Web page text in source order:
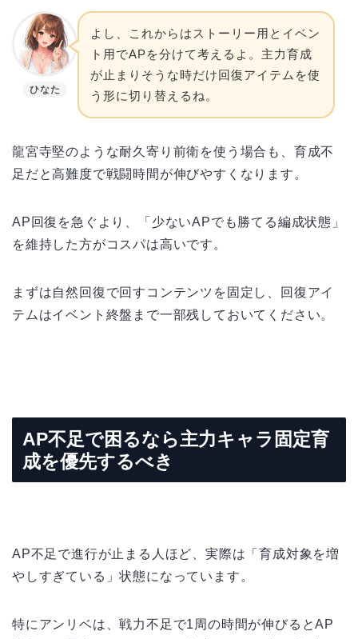
ひなた
よし、これからはストーリー用とイベン
ト用でAPを分けて考えるよ。主力育成
が止まりそうな時だけ回復アイテムを使
う形に切り替えるね。
龍宮寺堅のような耐久寄り前衛を使う場合も、育成不
足だと高難度で戦闘時間が伸びやすくなります。
AP回復を急ぐより、「少ないAPでも勝てる編成状態」
を維持した方がコスパは高いです。
まずは自然回復で回すコンテンツを固定し、回復アイ
テムはイベント終盤まで一部残しておいてください。
AP不足で困るなら主力キャラ固定育
成を優先するべき
AP不足で進行が止まる人ほど、実際は「育成対象を増
やしすぎている」状態になっています。
特にアンリベは、戦力不足で1周の時間が伸びるとAP